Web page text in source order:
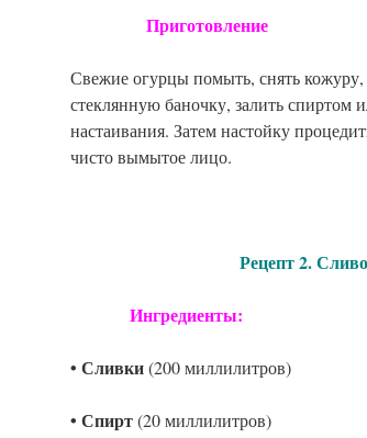
Приготовление
Свежие огурцы помыть, снять кожуру,
стеклянную баночку, залить спиртом
настаивания. Затем настойку
чисто вымытое лицо.
Рецепт 2.
Ингредиенты:
• Сливки(200 миллилитров)
• Спирт(20 миллилитров)